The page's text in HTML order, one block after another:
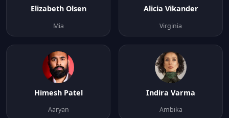
Elizabeth Olsen
Mia
Alicia Vikander
Virginia
Himesh Patel
Aaryan
Indira Varma
Ambika